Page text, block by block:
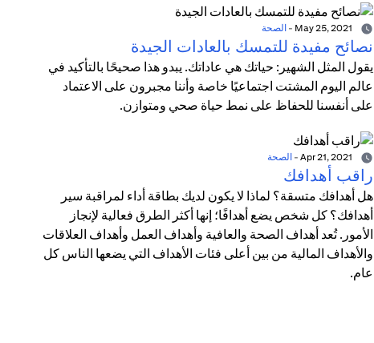
- الصحة
نصائح مفيدة للتمسك بالعادات الجيدة
يقول المثل الشهير: حياتك هي عاداتك. يبدو هذا صحيحًا بالتأكيد في
عالم اليوم المشتت اجتماعيًا خاصة وأننا مجبرون على الاعتماد
على أنفسنا للحفاظ على نمط حياة صحي ومتوازن.
- الصحة
راقب أهدافك
هل أهدافك متسقة؟ لماذا لا يكون لديك بطاقة أداء لمراقبة سير
أهدافك؟ كل شخص يضع أهدافًا؛ إنها أكثر الطرق فعالية لإنجاز
الأمور. تُعد أهداف الصحة والعافية وأهداف العمل وأهداف العلاقات
والأهداف المالية من بين أعلى فئات الأهداف التي يضعها الناس كل
عام.